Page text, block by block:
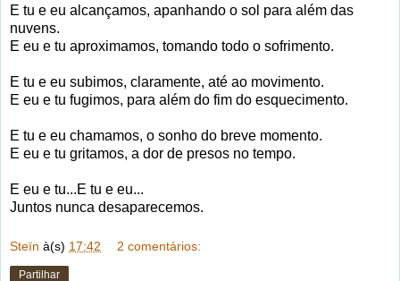
E tu e eu alcançamos, apanhando o sol para além das
nuvens.
E eu e tu aproximamos, tomando todo o sofrimento.
E tu e eu subimos, claramente, até ao movimento.
E eu e tu fugimos, para além do fim do esquecimento.
E tu e eu chamamos, o sonho do breve momento.
E eu e tu gritamos, a dor de presos no tempo.
E eu e tu...E tu e eu...
Juntos nunca desaparecemos.
Steïn à(s) 17:42 2 comentários:
Partilhar